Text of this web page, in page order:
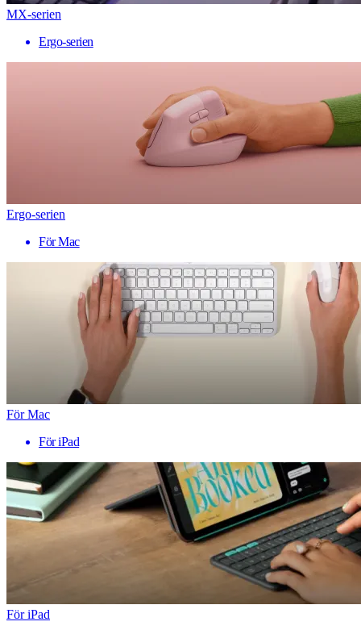
MX-serien
Ergo-serien
Ergo-serien
För Mac
För Mac
För iPad
För iPad